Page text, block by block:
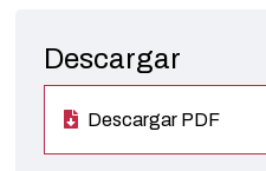
Descargar
Descargar PDF